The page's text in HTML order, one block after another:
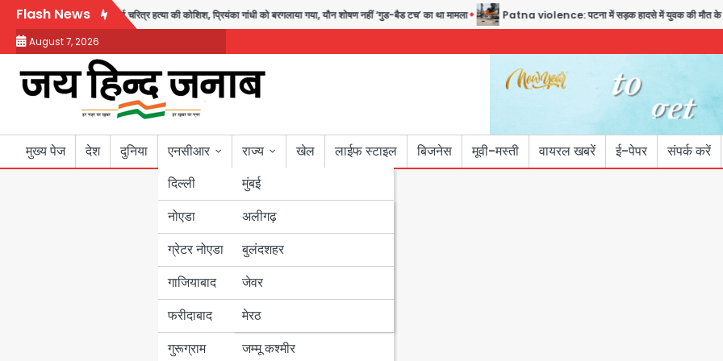
Skip
content
Flash News
लौटूंगा, हुई चरित्र हत्या की कोशिश, प्रियंका गांधी को बरगलाया गया, यौन शोषण नहीं ‘गुड-बैड टच’ का था मामला Patna violence: पटना में सड़क हादसे में युवक की मौत के बाद
August 7, 2026
मुख्य पेज देश दुनिया
एनसीआर
दिल्ली
नोएडा
ग्रेटर नोएडा
गाजियाबाद
फरीदाबाद
गुरूग्राम
राज्य
मुंबई
उत्तर प्रदेश
अलीगढ़
बुलंदशहर
जेवर
मेरठ
बिहार
पंजाब
हरियाणा
जम्मू कश्मीर
खेल लाईफ स्टाइल बिजनेस मूवी-मस्ती वायरल खबरें ई-पेपर संपर्क करें